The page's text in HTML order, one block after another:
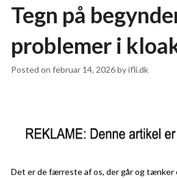
Tegn på
problemer i
Posted on februar 14, 2026byifli.dk
Det er de færreste af os, der går og tænker